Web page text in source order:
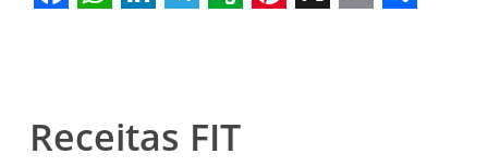
Facebook
WhatsApp
LinkedIn
Telegram
Evernote
Pinterest
X EmailShare
Receitas FIT